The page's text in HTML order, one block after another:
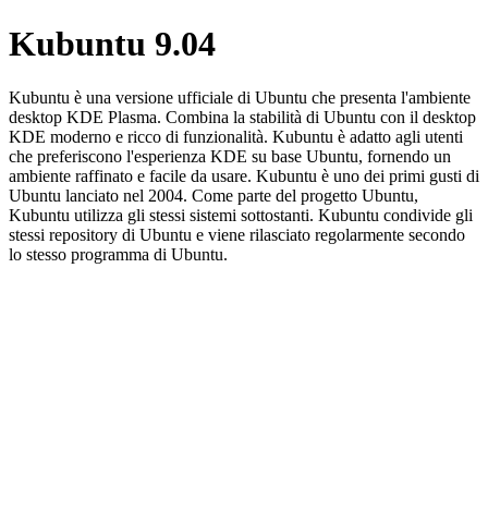
Kubuntu 9.04
Kubuntu è una versione ufficiale di Ubuntu che presenta l'ambiente
desktop KDE Plasma. Combina la stabilità di Ubuntu con il desktop
KDE moderno e ricco di funzionalità. Kubuntu è adatto agli utenti
che preferiscono l'esperienza KDE su base Ubuntu, fornendo un
ambiente raffinato e facile da usare. Kubuntu è uno dei primi gusti di
Ubuntu lanciato nel 2004. Come parte del progetto Ubuntu,
Kubuntu utilizza gli stessi sistemi sottostanti. Kubuntu condivide gli
stessi repository di Ubuntu e viene rilasciato regolarmente secondo
lo stesso programma di Ubuntu.